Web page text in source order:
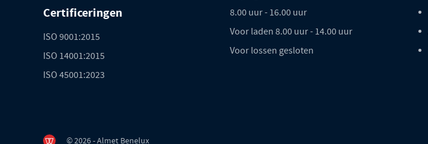
Certificeringen
ISO 9001:2015
ISO 14001:2015
ISO 45001:2023
8.00 uur - 16.00 uur
Voor laden 8.00 uur - 14.00 uur
Voor lossen gesloten
© 2026 - Almet Benelux